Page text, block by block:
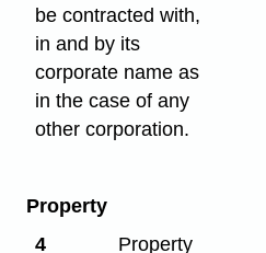
be contracted with,
in and by its
corporate name as
in the case of any
other corporation.
Property
4
Property